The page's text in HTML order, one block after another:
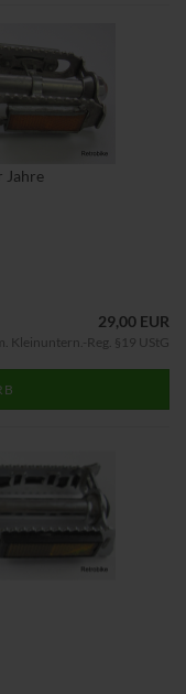
Jahre
29,00 EUR
Kleinuntern.-Reg. §19 UStG